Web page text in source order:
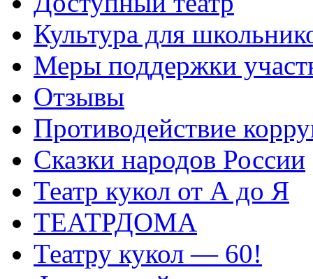
Культура для
Меры поддержки
Отзывы
Противодействие
Сказки народов России
Театр кукол от А до Я
ТЕАТРДОМА
Театру кукол — 60!